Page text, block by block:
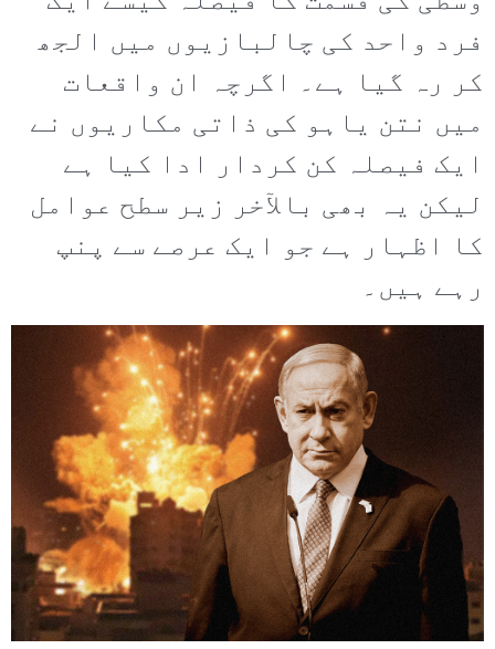
فرد واحد کی چالبازیوں میں الجھ
کر رہ گیا ہے۔ اگرچہ ان واقعات
میں نتن یاہو کی ذاتی مکاریوں نے
ایک فیصلہ کن کردار ادا کیا ہے
لیکن یہ بھی بالآخر زیر سطح عوامل
کا اظہار ہے جو ایک عرصے سے پنپ
رہے ہیں۔